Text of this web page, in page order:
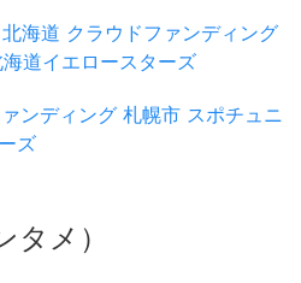
北海道 クラウドファンディング
道イエロースターズ
ンディング 札幌市 スポチュニ
ズ
タメ）